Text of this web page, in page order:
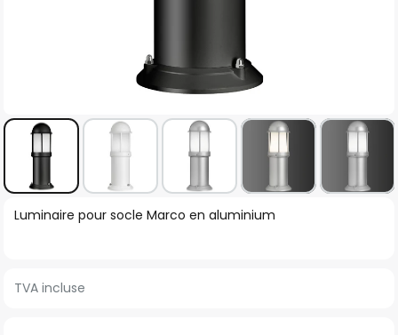
Skip
Luminaire pour socle Marco en aluminium
TVA incluse